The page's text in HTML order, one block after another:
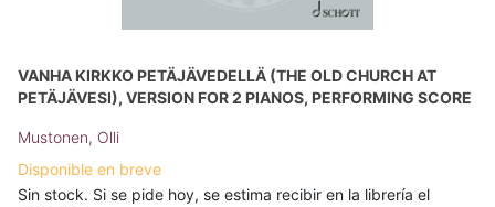
VANHA KIRKKO PETÄJÄVEDELLÄ (THE OLD CHURCH AT
PETÄJÄVESI), VERSION FOR 2 PIANOS, PERFORMING SCORE
Mustonen, Olli
Disponible en breve
Sin stock. Si se pide hoy, se estima recibir en la librería el